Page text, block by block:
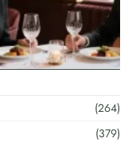
(264)
(379)